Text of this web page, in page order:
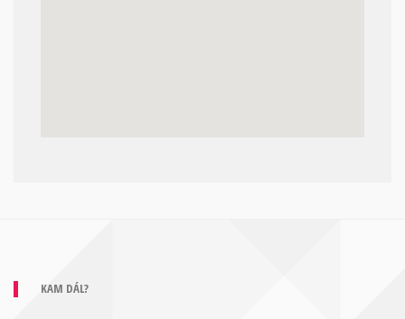
KAM DÁL?